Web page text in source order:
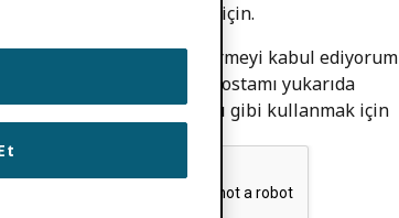
fazla bilgi için.
izin vermeyi kabul ediyorum
ORCID e-postamı yukarıda
açıklandığı gibi kullanmak için